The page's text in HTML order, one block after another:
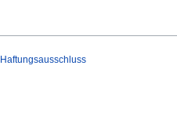
Haftungsausschluss